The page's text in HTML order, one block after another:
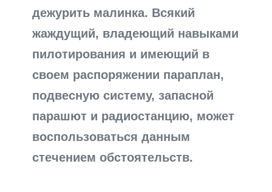
дежурить малинка. Всякий
жаждущий, владеющий навыками
пилотирования и имеющий в
своем распоряжении параплан,
подвесную систему, запасной
парашют и радиостанцию, может
воспользоваться данным
стечением обстоятельств.